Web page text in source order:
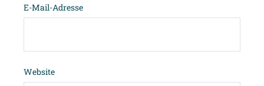
E-Mail-Adresse
Website